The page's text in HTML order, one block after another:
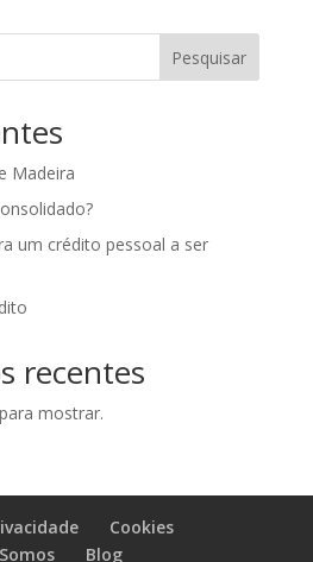
Pesquisar
Madeira
um crédito pessoal a ser
recentes
mostrar.
Cookies
Blog